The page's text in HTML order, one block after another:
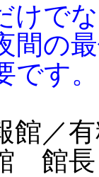
で
間の
です。
館／
館